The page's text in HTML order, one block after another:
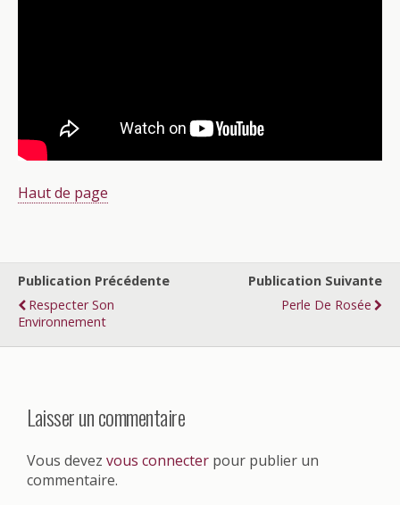
Haut de page
Publication Précédente
Respecter Son
Environnement
Publication Suivante
Perle De Rosée
Laisser un commentaire
Vous devez vous connecter pour publier un
commentaire.